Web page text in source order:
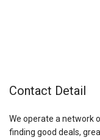
Contact Detail
We operate a network
finding good deals,